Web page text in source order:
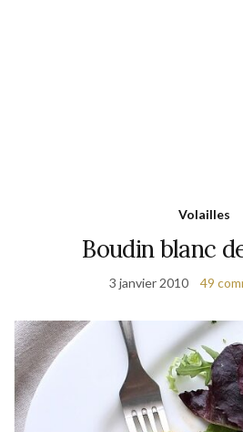
Volailles
Boudin blanc
3 janvier 2010 49